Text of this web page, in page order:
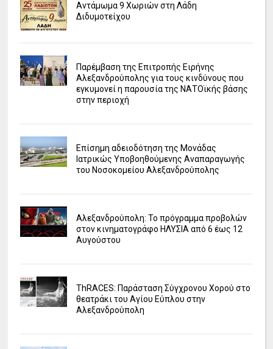
Αντάμωμα 9 Χωριών στη Λάδη
Διδυμοτείχου
Παρέμβαση της Επιτροπής Ειρήνης
Αλεξανδρούπολης για τους κινδύνους που
εγκυμονεί η παρουσία της ΝΑΤΟϊκής βάσης
στην περιοχή
Επίσημη αδειοδότηση της Μονάδας
Ιατρικώς Υποβοηθούμενης Αναπαραγωγής
του Νοσοκομείου Αλεξανδρούπολης
Αλεξανδρούπολη: Το πρόγραμμα προβολών
στον κινηματογράφο ΗΛΥΣΙΑ από 6 έως 12
Αυγούστου
ΤhRACES: Παράσταση Σύγχρονου Χορού στο
θεατράκι του Αγίου Εύπλου στην
Αλεξανδρούπολη